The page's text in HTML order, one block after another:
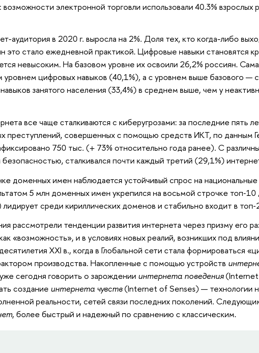
электронной торговли использовали 40.3%
аудитория в 2020 г. выросла на 2%. Доля тех, кто когда-либо
это стало ежедневной практикой. Цифровые навыки становятся
невысоким. На базовом уровне их освоили 26,2% россиян.
уровнем цифровых навыков (40,1%), а с уровнем выше базового —
занятого населения (33,4%) в среднем выше, чем у
все чаще сталкиваются с киберугрозами: за последние пять
преступлений, совершенных с помощью средств ИКТ, по данным
750 тыс. (+ 73% относительно года ранее). С
сталкивался почти каждый третий (29,1%)
доменных имен наблюдается устойчивый спрос на
5 млн доменных имен укрепился на восьмой строчке
среди кириллических доменов и стабильно входит в
рассмотрели тенденции развития интернета через призму его
«возможность», и в условиях новых реалий, возникших под
XXI в., когда в Глобальной сети стала формироваться
производства. Накопленные с помощью устройств
сегодня говорить о зарождении интернета поведения(Internet
создание интернета чувств(Internet of Senses) — технологии
реальности, сетей связи последних поколений.
, более быстрый и надежный по сравнению с классическим.